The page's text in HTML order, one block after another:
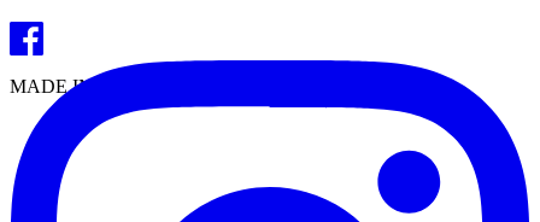
MADE IN EUROPE